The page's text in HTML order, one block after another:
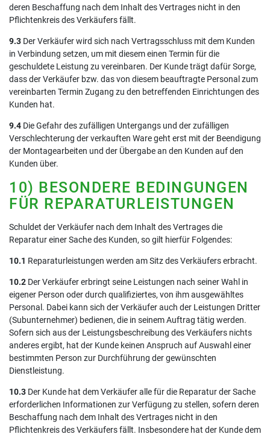
deren Beschaffung nach dem Inhalt des Vertrages nicht in den
Pflichtenkreis des Verkäufers fällt.
9.3 Der Verkäufer wird sich nach Vertragsschluss mit dem Kunden
in Verbindung setzen, um mit diesem einen Termin für die
geschuldete Leistung zu vereinbaren. Der Kunde trägt dafür Sorge,
dass der Verkäufer bzw. das von diesem beauftragte Personal zum
vereinbarten Termin Zugang zu den betreffenden Einrichtungen des
Kunden hat.
9.4 Die Gefahr des zufälligen Untergangs und der zufälligen
Verschlechterung der verkauften Ware geht erst mit der Beendigung
der Montagearbeiten und der Übergabe an den Kunden auf den
Kunden über.
10) BESONDERE BEDINGUNGEN
FÜR REPARATURLEISTUNGEN
Schuldet der Verkäufer nach dem Inhalt des Vertrages die
Reparatur einer Sache des Kunden, so gilt hierfür Folgendes:
10.1 Reparaturleistungen werden am Sitz des Verkäufers erbracht.
10.2 Der Verkäufer erbringt seine Leistungen nach seiner Wahl in
eigener Person oder durch qualifiziertes, von ihm ausgewähltes
Personal. Dabei kann sich der Verkäufer auch der Leistungen Dritter
(Subunternehmer) bedienen, die in seinem Auftrag tätig werden.
Sofern sich aus der Leistungsbeschreibung des Verkäufers nichts
anderes ergibt, hat der Kunde keinen Anspruch auf Auswahl einer
bestimmten Person zur Durchführung der gewünschten
Dienstleistung.
10.3 Der Kunde hat dem Verkäufer alle für die Reparatur der Sache
erforderlichen Informationen zur Verfügung zu stellen, sofern deren
Beschaffung nach dem Inhalt des Vertrages nicht in den
Pflichtenkreis des Verkäufers fällt. Insbesondere hat der Kunde dem